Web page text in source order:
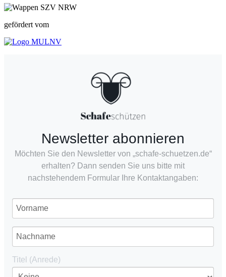
gefördert vom
Newsletter abonnieren
Möchten Sie den Newsletter von „schafe-schuetzen.de“
erhalten? Dann senden Sie uns bitte mit
nachstehendem Formular Ihre Kontaktangaben:
Titel (Anrede)